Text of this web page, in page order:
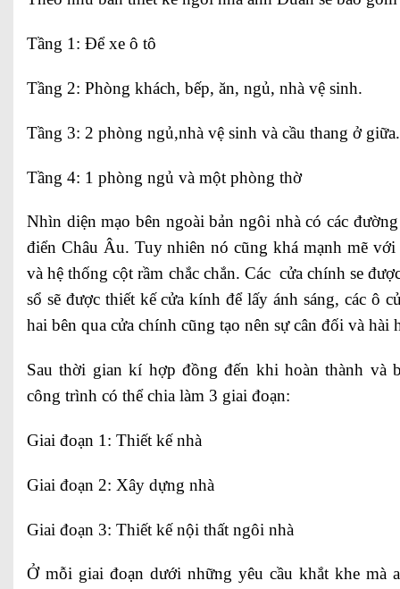
Tầng 1: Để xe ô tô
Tầng 2: Phòng khách, bếp, ăn, ngủ, nhà vệ sinh.
Tầng 3: 2 phòng ngủ,nhà vệ sinh và cầu thang ở giữa.
Tầng 4: 1 phòng ngủ và một phòng thờ
Nhìn diện mạo bên ngoài bản ngôi nhà có các
điển Châu Âu. Tuy nhiên nó cũng khá mạnh mẽ với
và hệ thống cột rầm chắc chắn. Các cửa chính se
sổ sẽ được thiết kế cửa kính để lấy ánh sáng, các ô
hai bên qua cửa chính cũng tạo nên sự cân đối và hài
Sau thời gian kí hợp đồng đến khi hoàn thành và
công trình có thể chia làm 3 giai đoạn:
Giai đoạn 1: Thiết kế nhà
Giai đoạn 2: Xây dựng nhà
Giai đoạn 3: Thiết kế nội thất ngôi nhà
Ở mỗi giai đoạn dưới những yêu cầu khắt khe mà